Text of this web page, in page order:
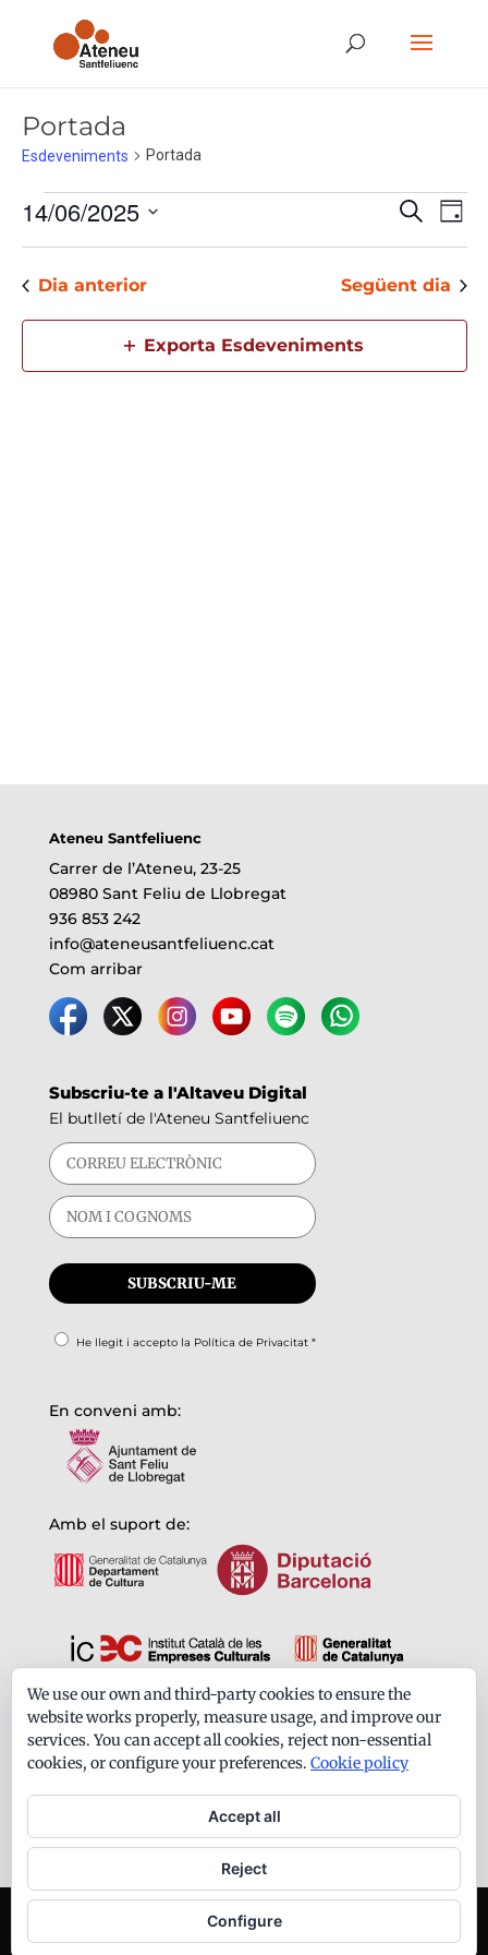
Portada
Esdeveniments Portada
Esdeveniments
del
14
2025
visual
i
Cerca de
Dia
14/06/2025
data.Dia anterior Següent dia
Exporta Esdeveniments
Ateneu Santfeliuenc
Carrer de l’Ateneu, 23-25
08980 Sant Feliu de Llobregat
936 853 242
info@ateneusantfeliuenc.cat
Com arribar
Subscriu-te a l'Altaveu Digital
El butlletí de l'Ateneu Santfeliuenc
He llegit i accepto la Política de Privacitat*
En conveni amb:
Amb el suport de:
Formem part de:
Ateneu Santfeliuenc - Tots els drets reservats -
Avís legal-Política de privacitat
We use our own and third-party cookies to ensure the
website works properly, measure usage, and improve our
services. You can accept all cookies, reject non-essential
cookies, or configure your preferences. Cookie policy
Accept all
Reject
Configure